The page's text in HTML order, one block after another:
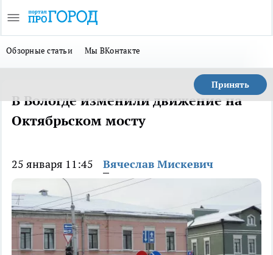
Обзорные статьи Мы ВКонтакте
Принять
В Вологде изменили движение на
Октябрьском мосту
25 января 11:45 Вячеслав Мискевич